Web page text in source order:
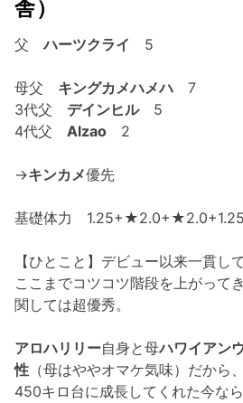
舎）
父ハーツクライ 5
母父 キングカメハメハ 7
3代父 デインヒル5
4代父 Alzao 2
→キンカメ優先
基礎体力
【ひとこと】デビュー以来一貫し
ここまでコツコツ階段を上がって
関しては超優秀。
アロハリリー自身と母ハワイアン
性 （母はややオマケ気味）だから
450キロ台に成長してくれた今な